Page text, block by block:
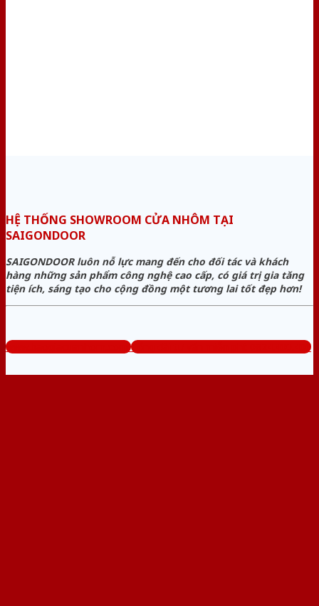
HỆ THỐNG SHOWROOM CỬA NHÔM TẠI
SAIGONDOOR
SAIGONDOOR luôn nỗ lực mang đến cho đối tác và khách
hàng những sản phẩm công nghệ cao cấp, có giá trị gia tăng
tiện ích, sáng tạo cho cộng đồng một tương lai tốt đẹp hơn!
www.baogiacuanhom.com Tổng đài tư vấn miễn phí: 0824.400.400